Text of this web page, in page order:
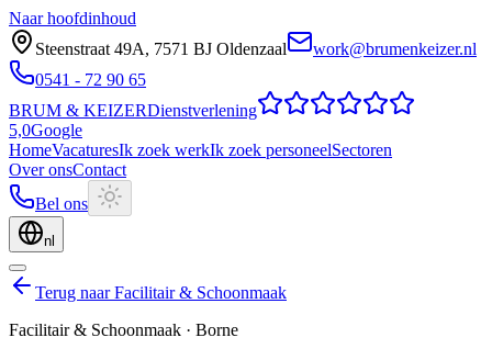
Naar hoofdinhoud
Steenstraat 49A, 7571 BJ Oldenzaal
work@brumenkeizer.nl
0541 - 72 90 65
BRUM & KEIZERDienstverlening
5,0Google
HomeVacaturesIk zoek werkIk zoek personeelSectoren
Over onsContact
Bel ons
nl
Terug naar Facilitair & Schoonmaak
Facilitair & Schoonmaak · Borne